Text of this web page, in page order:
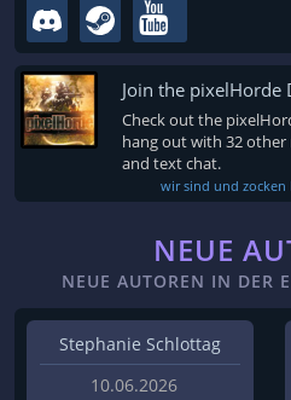
Join the pixelHorde
Check out the
hang out with 32
and text chat.
wir sind und zocken
NEUE
NEUE AUTOREN IN DER
Stephanie Schlottag
10.06.2026